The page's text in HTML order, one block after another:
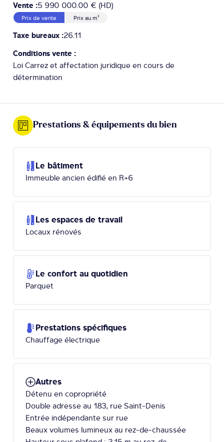
Vente :5 990 000.00 € (HD)
Prix de vente Prix au m²
Taxe bureaux :26.11
Conditions vente :
Loi Carrez et affectation juridique en cours de
détermination
Prestations & équipements du bien
Le bâtiment
Immeuble ancien édifié en R+6
Les espaces de travail
Locaux rénovés
Le confort au quotidien
Parquet
Prestations spécifiques
Chauffage électrique
Autres
Détenu en copropriété
Double adresse au 183, rue Saint-Denis
Entrée indépendante sur rue
Beaux volumes lumineux au rez-de-chaussée